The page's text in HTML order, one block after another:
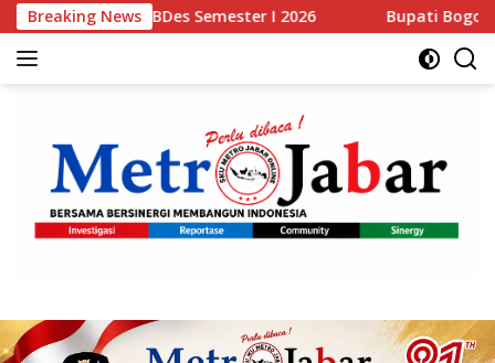
Langsung
ke
konten
Breaking News
Semester I 2026 Bupati Bogor Rudy Susmanto